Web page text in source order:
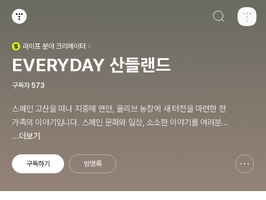
라이프분야 크리에이터
EVERYDAY 산들랜드
구독자 573
스페인 고산을 떠나 지중해 연안, 올리브 농장에 새 터전을 마련한 한
가족의 이야기입니다. 스페인 문화와 일상, 소소한 이야기를 여러분과
공유합니다. 감사합니다.
...더보기
구독하기 방명록